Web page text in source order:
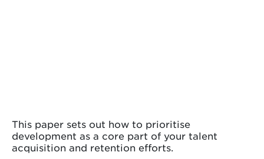
This paper sets out how to prioritise
development as a core part of your talent
acquisition and retention efforts.